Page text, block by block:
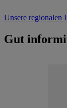
Unsere regionalen
Gut